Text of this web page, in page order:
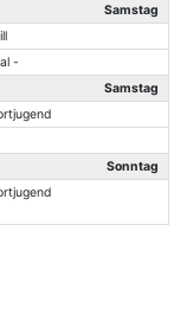
Samstag
-
Samstag
Sonntag